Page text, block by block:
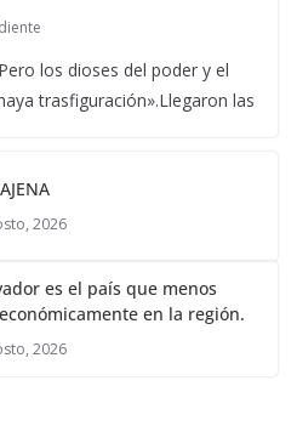
los dioses del poder y el
trasfiguración».Llegaron las
2026
es el país que menos
en la región.
2026